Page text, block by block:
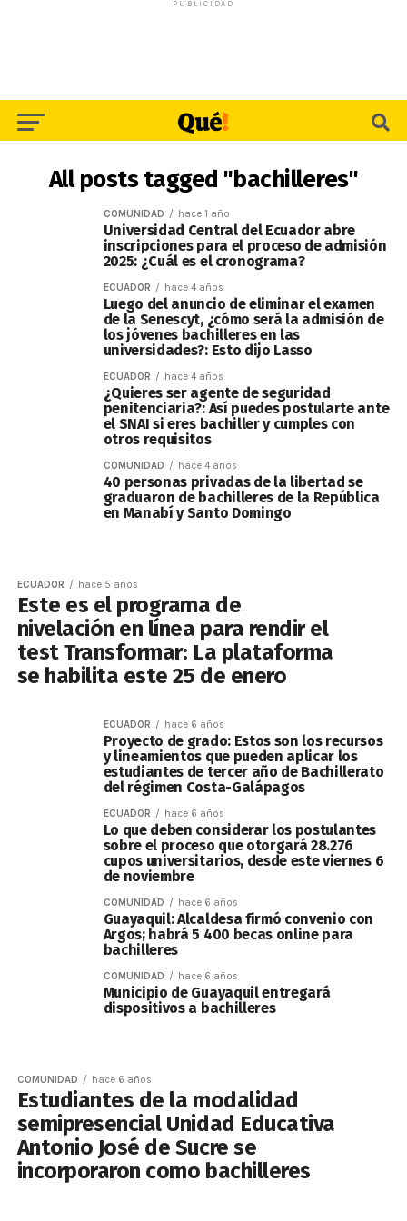
PUBLICIDAD
All posts tagged "bachilleres"
COMUNIDAD hace 1 año
Universidad Central del Ecuador abre
inscripciones para el proceso de admisión
2025: ¿Cuál es el cronograma?
ECUADOR hace 4 años
Luego del anuncio de eliminar el examen
de la Senescyt, ¿cómo será la admisión de
los jóvenes bachilleres en las
universidades?: Esto dijo Lasso
ECUADOR hace 4 años
¿Quieres ser agente de seguridad
penitenciaria?: Así puedes postularte ante
el SNAI si eres bachiller y cumples con
otros requisitos
COMUNIDAD hace 4 años
40 personas privadas de la libertad se
graduaron de bachilleres de la República
en Manabí y Santo Domingo
ECUADOR hace 5 años
Este es el programa de
nivelación en línea para rendir el
test Transformar: La plataforma
se habilita este 25 de enero
ECUADOR hace 6 años
Proyecto de grado: Estos son los recursos
y lineamientos que pueden aplicar los
estudiantes de tercer año de Bachillerato
del régimen Costa-Galápagos
ECUADOR hace 6 años
Lo que deben considerar los postulantes
sobre el proceso que otorgará 28.276
cupos universitarios, desde este viernes 6
de noviembre
COMUNIDAD hace 6 años
Guayaquil: Alcaldesa firmó convenio con
Argos; habrá 5 400 becas online para
bachilleres
COMUNIDAD hace 6 años
Municipio de Guayaquil entregará
dispositivos a bachilleres
COMUNIDAD hace 6 años
Estudiantes de la modalidad
semipresencial Unidad Educativa
Antonio José de Sucre se
incorporaron como bachilleres